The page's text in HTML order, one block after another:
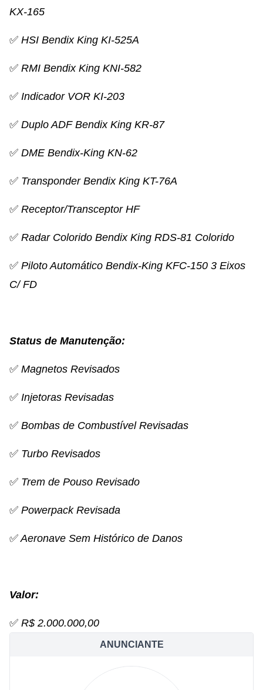
KX-165
✅ HSI Bendix King KI-525A
✅ RMI Bendix King KNI-582
✅ Indicador VOR KI-203
✅ Duplo ADF Bendix King KR-87
✅ DME Bendix-King KN-62
✅ Transponder Bendix King KT-76A
✅ Receptor/Transceptor HF
✅ Radar Colorido Bendix King RDS-81 Colorido
✅ Piloto Automático Bendix-King KFC-150 3 Eixos
C/ FD
Status de Manutenção:
✅ Magnetos Revisados
✅ Injetoras Revisadas
✅ Bombas de Combustível Revisadas
✅ Turbo Revisados
✅ Trem de Pouso Revisado
✅ Powerpack Revisada
✅ Aeronave Sem Histórico de Danos
Valor:
✅ R$ 2.000.000,00
ANUNCIANTE